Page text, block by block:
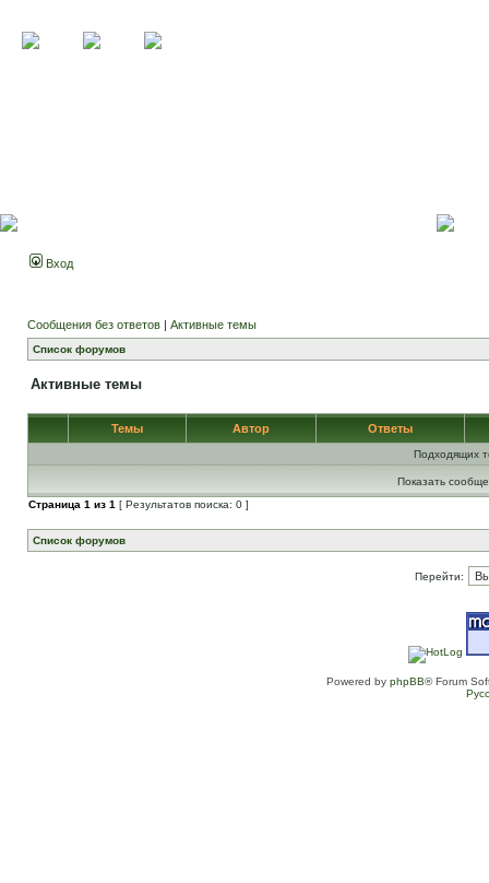
Вход
Сообщения без ответов | Активные темы
Список форумов
Активные темы
Темы Автор Ответы
Подходящих
Показать
Страница 1 из 1 [ Результатов поиска: 0 ]
Список форумов
Перейти:
Powered by phpBB® Forum